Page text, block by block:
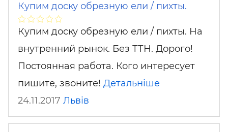
Купим доску обрезную ели / пихты.
Купим доску обрезную ели / пихты. На
внутренний рынок. Без ТТН. Дорого!
Постоянная работа. Кого интересует
пишите, звоните! Детальніше
24.11.2017 Львів